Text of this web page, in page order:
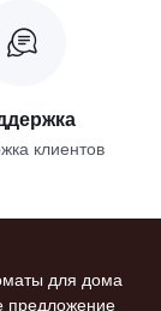
клиентов
для дома
предложение